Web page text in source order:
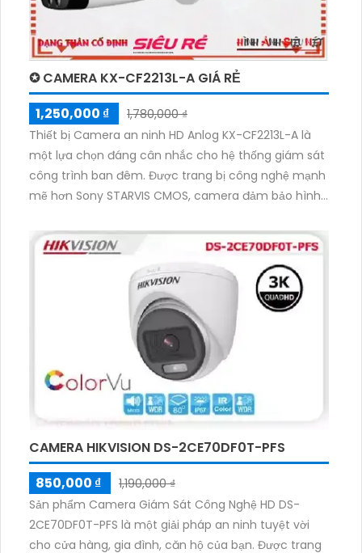
✪ CAMERA KX-CF2213L-A GIÁ RẺ
1,250,000 ₫
1,780,000 ₫
Thiết bị Camera an ninh HD Anlog KX-CF2213L-A là
một lựa chọn đáng cân nhắc cho hệ thống giám sát
công trình ban đêm. Được trang bị công nghệ mạnh
mẽ hơn Sony STARVIS CMOS, camera đảm bảo hình
đêm Full Color trong khoảng cách lên đến 50m,
camera đáp ứng mọi yêu cầu giám sát trong môi
trường thiếu ánh sáng. Với hỗ trợ cho AHD CVI TVI
BCS, camera đảm bảo ổn định và sắc nét đến 2.0 MP.
Đặc biệt, thiết bị này còn được tích hợp công nghệ
nhìn đêm chất lượng và màu sắc ban đêm tối ưu,
mang đến trải nghiệm theo dõi chất lượng cao.
CAMERA HIKVISION DS-2CE70DF0T-PFS
850,000 ₫
1,190,000 ₫
Sản phẩm Camera Giám Sát Công Nghệ HD DS-
2CE70DF0T-PFS là một giải pháp an ninh tuyệt vời
cho cửa hàng, gia đình, căn hộ của bạn. Được trang